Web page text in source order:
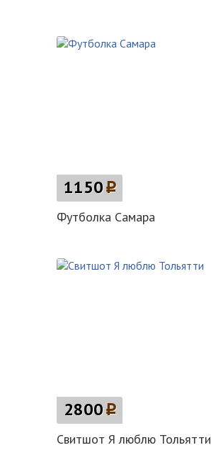
1150p
Футболка Самара
2800p
Свитшот Я люблю Тольятти